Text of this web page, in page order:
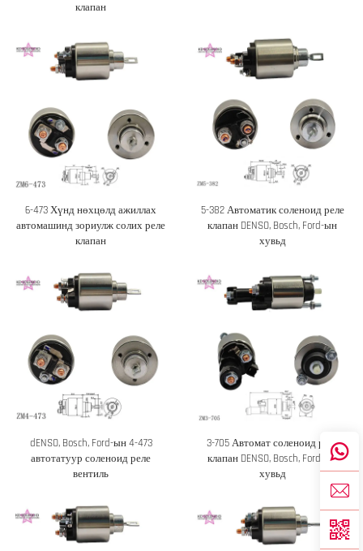
клапан
6-473 Хүнд нөхцөлд ажиллах
автомашинд зориулж солих реле
клапан
5-382 Автоматик соленоид реле
клапан DENSO, Bosch, Ford-ын
хувьд
dENSO, Bosch, Ford-ын 4-473
автотатуур соленоид реле
вентиль
3-705 Автомат соленоид реле
клапан DENSO, Bosch, Ford-ын
хувьд